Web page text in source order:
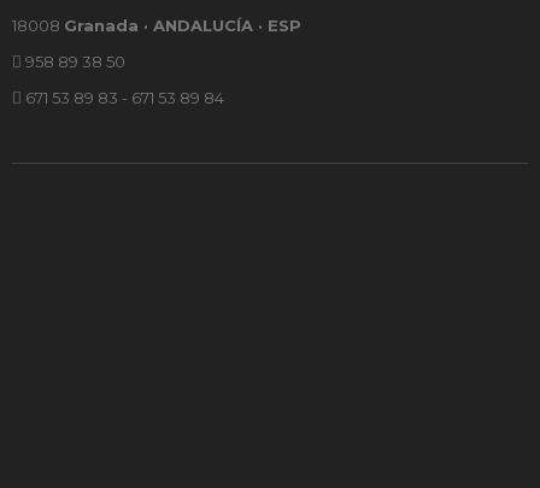
18008 Granada · ANDALUCÍA · ESP
958 89 38 50
671 53 89 83 - 671 53 89 84